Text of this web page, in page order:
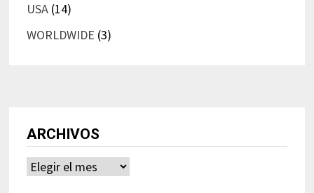
USA(14)
WORLDWIDE (3)
ARCHIVOS
Archivos